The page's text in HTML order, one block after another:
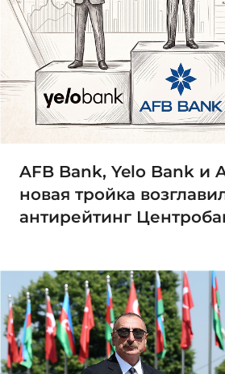
AFB Bank, Yelo Bank и
новая тройка
антирейтинг